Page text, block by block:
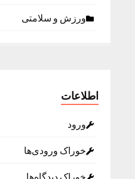
ورزش و سلامتی
اطلاعات
ورود
خوراک ورودی‌ها
خوراک دیدگاه‌ها